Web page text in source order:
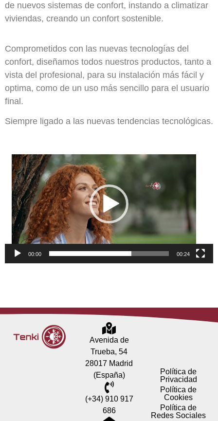
de nuevos sistemas de confort, instando a climatizar
viviendas, creando un confort sostenible.
Comprometidos con las nuevas tecnologías del
confort, diseñamos todos nuestros productos, tanto a
vista del profesional, para su instalación más fácil y
optima, como de un uso más sencillo para el usuario
final.
Siempre ligado a las nuevas tendencias tecnológicas.
de
vídeo
00:00 00:24
Avenida de
Trueba, 54
28017 Madrid
(España)
(+34) 910 917
686
Política de
Privacidad
Política de
Cookies
Política de
Redes Sociales